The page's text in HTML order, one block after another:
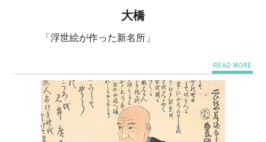
大橋
「浮世絵が作った新名所」